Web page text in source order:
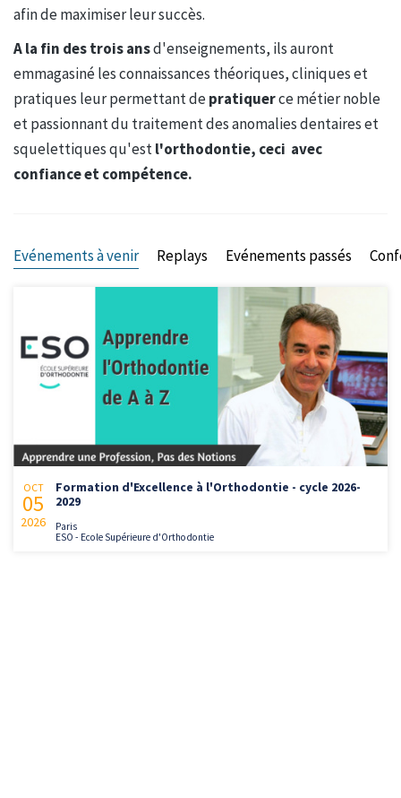
afin de maximiser leur succès.
A la fin des trois ansd'enseignements, ils auront
emmagasiné les connaissances théoriques, cliniques et
pratiques leur permettant depratiquerce métier noble
et passionnant du traitement des anomalies dentaires et
squelettiques qu'estl'orthodontie, ceci avec
confiance et compétence.
Evénements à venir Replays Evénements passés
OCT
05
2026
Formation d'Excellence à l'Orthodontie - cycle 2026-
2029
Paris
ESO - Ecole Supérieure d'Orthodontie